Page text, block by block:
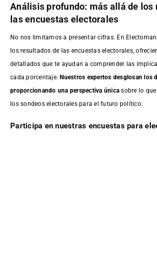
Análisis profundo: más allá de los
las encuestas electorales
No nos limitamos a presentar cifras. En
los resultados de las encuestas electorales,
detallados que te ayudan a comprender las
cada porcentaje.Nuestros expertos desglosan los
proporcionando una perspectiva única sobre lo
los sondeos electorales para el futuro político.
Participa en nuestras encuestas para